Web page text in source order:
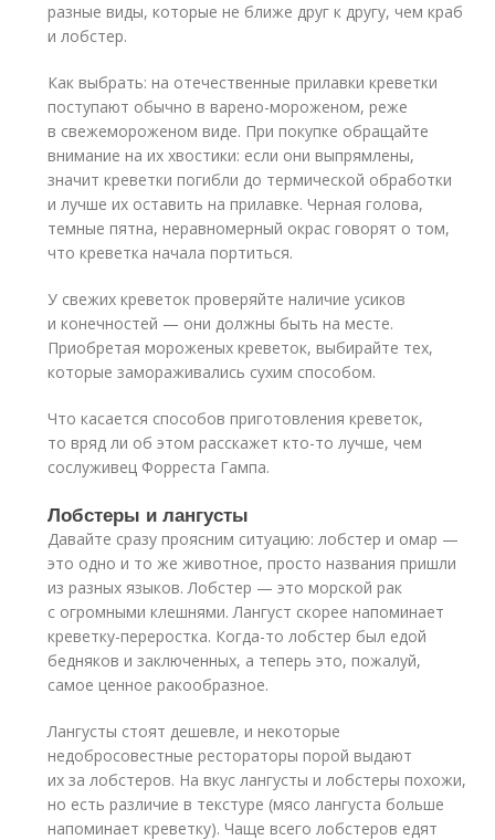
разные виды, которые не ближе друг к другу, чем краб
и лобстер.
Как выбрать: на отечественные прилавки креветки
поступают обычно в варено-мороженом, реже
в свежемороженом виде. При покупке обращайте
внимание на их хвостики: если они выпрямлены,
значит креветки погибли до термической обработки
и лучше их оставить на прилавке. Черная голова,
темные пятна, неравномерный окрас говорят о том,
что креветка начала портиться.
У свежих креветок проверяйте наличие усиков
и конечностей — они должны быть на месте.
Приобретая мороженых креветок, выбирайте тех,
которые замораживались сухим способом.
Что касается способов приготовления креветок,
то вряд ли об этом расскажет кто-то лучше, чем
сослуживец Форреста Гампа.
Лобстеры и лангусты
Давайте сразу проясним ситуацию: лобстер и омар —
это одно и то же животное, просто названия пришли
из разных языков. Лобстер — это морской рак
с огромными клешнями. Лангуст скорее напоминает
креветку-переростка. Когда-то лобстер был едой
бедняков и заключенных, а теперь это, пожалуй,
самое ценное ракообразное.
Лангусты стоят дешевле, и некоторые
недобросовестные рестораторы порой выдают
их за лобстеров. На вкус лангусты и лобстеры похожи,
но есть различие в текстуре (мясо лангуста больше
напоминает креветку). Чаще всего лобстеров едят